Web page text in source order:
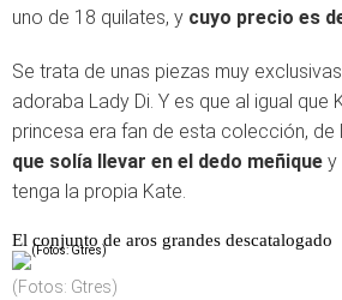
uno de 18 quilates, y cuyo precio es
Se trata de unas piezas muy
adoraba Lady Di. Y es que al igual que
princesa era fan de esta colección, de
que solía llevar en el dedo meñique y
tenga la propia Kate.
El conjunto de aros grandes descatalogado
(Fotos: Gtres)